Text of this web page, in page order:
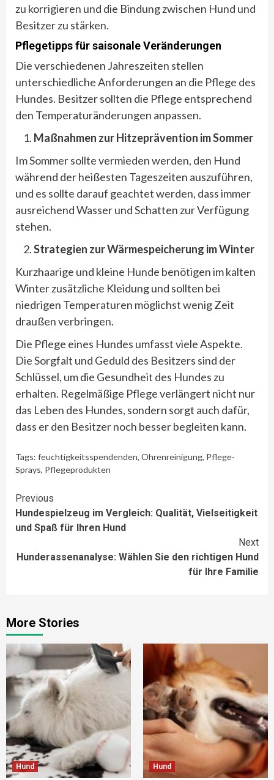
zu korrigieren und die Bindung zwischen Hund und
Besitzer zu stärken.
Pflegetipps für saisonale Veränderungen
Die verschiedenen Jahreszeiten stellen
unterschiedliche Anforderungen an die Pflege des
Hundes. Besitzer sollten die Pflege entsprechend
den Temperaturänderungen anpassen.
Maßnahmen zur Hitzeprävention im Sommer
Im Sommer sollte vermieden werden, den Hund
während der heißesten Tageszeiten auszuführen,
und es sollte darauf geachtet werden, dass immer
ausreichend Wasser und Schatten zur Verfügung
stehen.
Strategien zur Wärmespeicherung im Winter
Kurzhaarige und kleine Hunde benötigen im kalten
Winter zusätzliche Kleidung und sollten bei
niedrigen Temperaturen möglichst wenig Zeit
draußen verbringen.
Die Pflege eines Hundes umfasst viele Aspekte.
Die Sorgfalt und Geduld des Besitzers sind der
Schlüssel, um die Gesundheit des Hundes zu
erhalten. Regelmäßige Pflege verlängert nicht nur
das Leben des Hundes, sondern sorgt auch dafür,
dass er den Besitzer noch besser begleiten kann.
Tags: feuchtigkeitsspendenden, Ohrenreinigung, Pflege-
Sprays, Pflegeprodukten
Continue
Reading
Previous
Hundespielzeug im Vergleich: Qualität, Vielseitigkeit
und Spaß für Ihren Hund
Next
Hunderassenanalyse: Wählen Sie den richtigen Hund
für Ihre Familie
More Stories
Hund Hund